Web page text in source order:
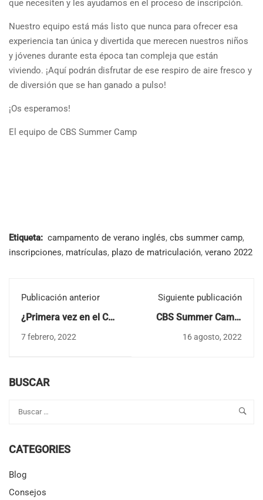
que necesiten y les ayudamos en el proceso de inscripción.
Nuestro equipo está más listo que nunca para ofrecer esa
experiencia tan única y divertida que merecen nuestros niños
y jóvenes durante esta época tan compleja que están
viviendo. ¡Aquí podrán disfrutar de ese respiro de aire fresco y
de diversión que se han ganado a pulso!
¡Os esperamos!
El equipo de CBS Summer Camp
Etiqueta: campamento de verano inglés, cbs summer camp,
inscripciones, matrículas, plazo de matriculación, verano 2022
Publicación anterior
¿Primera vez en el CBS
Preguntas frecuentes
7 febrero, 2022
Siguiente publicación
CBS Summer Camp,
16 agosto, 2022
BUSCAR
CATEGORIES
Blog
Consejos